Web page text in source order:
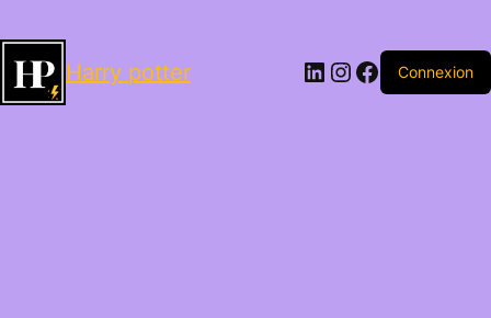
Harry potter LinkedIn
Instagram
Facebook
Connexion